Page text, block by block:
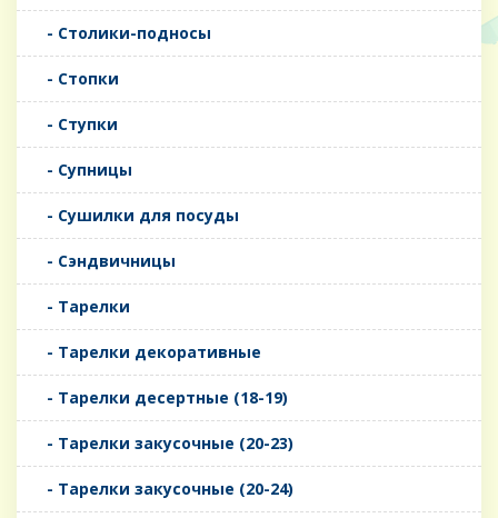
- Столики-подносы
- Стопки
- Ступки
- Супницы
- Сушилки для посуды
- Сэндвичницы
- Тарелки
- Тарелки декоративные
- Тарелки десертные (18-19)
- Тарелки закусочные (20-23)
- Тарелки закусочные (20-24)